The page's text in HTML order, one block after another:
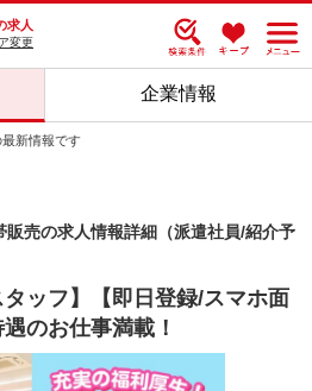
求人
変更
企業情報
新情報です
売の求人情報詳細（派遣社員/紹介予
ッフ】【即日登録/スマホ面
のお仕事満載！